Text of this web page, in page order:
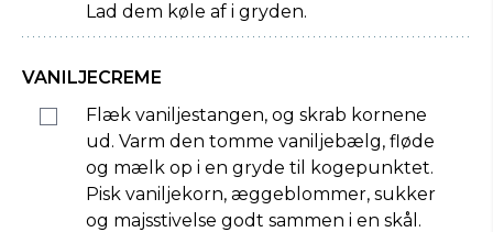
Lad dem køle af i gryden.
VANILJECREME
Flæk vaniljestangen, og skrab kornene
ud. Varm den tomme vaniljebælg, fløde
og mælk op i en gryde til kogepunktet.
Pisk vaniljekorn, æggeblommer, sukker
og majsstivelse godt sammen i en skål.